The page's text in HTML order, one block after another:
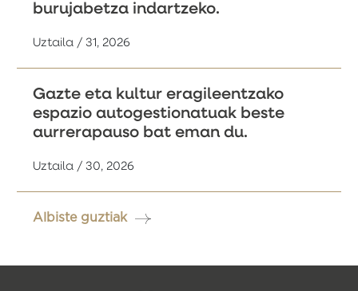
burujabetza indartzeko.
Uztaila / 31, 2026
Gazte eta kultur eragileentzako
espazio autogestionatuak beste
aurrerapauso bat eman du.
Uztaila / 30, 2026
Albiste guztiak